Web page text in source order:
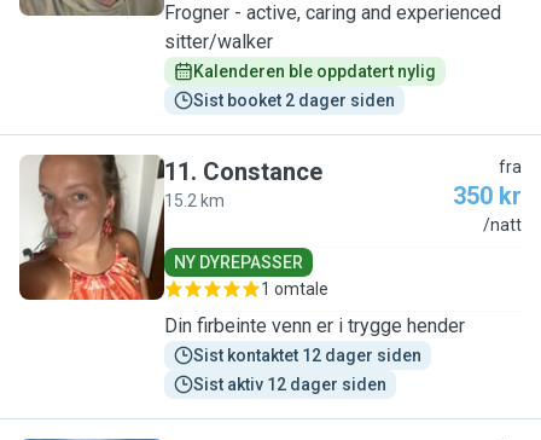
Frogner - active, caring and experienced
sitter/walker
Kalenderen ble oppdatert nylig
Sist booket 2 dager siden
C
11. Constance
15.2 km
fra
350 kr
/natt
NY DYREPASSER
1 omtale
Din firbeinte venn er i trygge hender
Sist kontaktet 12 dager siden
Sist aktiv 12 dager siden